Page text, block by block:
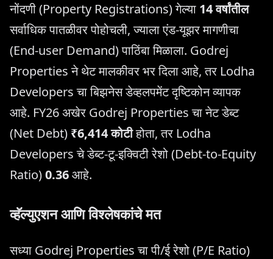
नोंदणी (Property Registrations) गेल्या 14 वर्षांतील
सर्वाधिक पातळीवर पोहोचली, ज्याला एंड-यूझर मागणीचा
(End-user Demand) पाठिंबा मिळाला. Godrej
Properties ने थेट मालकीवर भर दिला आहे, तर Lodha
Developers चा बिझनेस डेव्हलपमेंट दृष्टिकोन व्यापक
आहे. FY26 अखेर Godrej Properties चा नेट डेब्‍ट
(Net Debt) ₹6,414 कोटीहोता, तर Lodha
Developers चे डेब्‍ट-टू-इक्विटी रेशो (Debt-to-Equity
Ratio)0.36आहे.
व्हॅल्युएशन आणि विश्लेषकांचे मत
सध्या Godrej Properties चा पी/ई रेशो (P/E Ratio)